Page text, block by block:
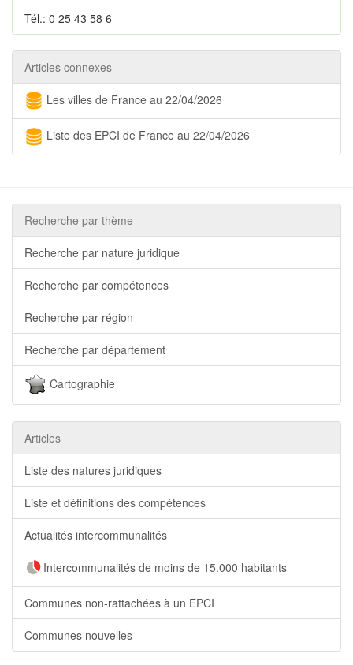
Tél.: 0 25 43 58 6
Articles connexes
Les villes de France au 22/04/2026
Liste des EPCI de France au 22/04/2026
Recherche par thème
Recherche par nature juridique
Recherche par compétences
Recherche par région
Recherche par département
Cartographie
Articles
Liste des natures juridiques
Liste et définitions des compétences
Actualités intercommunalités
Intercommunalités de moins de 15.000 habitants
Communes non-rattachées à un EPCI
Communes nouvelles